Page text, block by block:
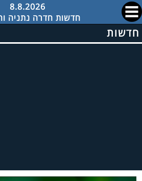
8.8.2026
חדשות חדרה נתניה
חדשות